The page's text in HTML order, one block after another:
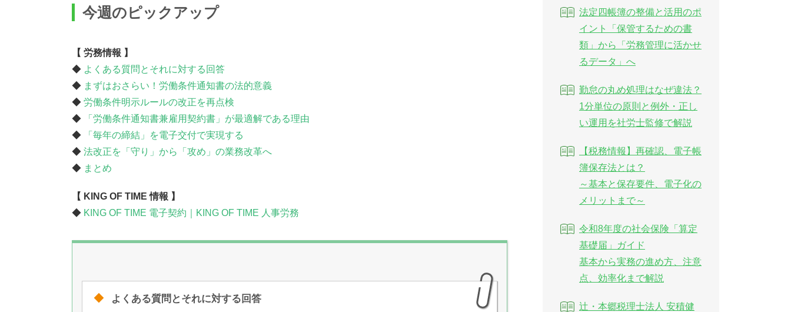
今週のピックアップ
【 労務情報 】
◆ よくある質問とそれに対する回答
◆ まずはおさらい！労働条件通知書の法的意義
◆ 労働条件明示ルールの改正を再点検
◆
「労働条件通知書兼雇用契約書」が最適解である理由
◆
「毎年の締結」を電子交付で実現する
◆ 法改正を「守り」から「攻め」の業務改革へ
◆ まとめ
【 KING OF TIME 情報 】
◆ KING OF TIME 電子契約｜KING OF TIME 人事労務
よくある質問とそれに対する回答
法定四帳簿の整備と活用のポ
イント「保管するための書
類」から「労務管理に活かせ
るデータ」へ
勤怠の丸め処理はなぜ違法？
1分単位の原則と例外・正し
い運用を社労士監修で解説
【税務情報】再確認、電子帳
簿保存法とは？
～基本と保存要件、電子化の
メリットまで～
令和8年度の社会保険「算定
基礎届」ガイド
基本から実務の進め方、注意
点、効率化まで解説
辻・本郷税理士法人 安積健